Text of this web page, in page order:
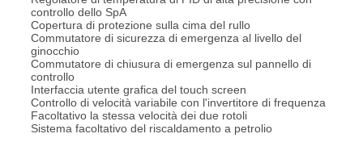
controllo dello SpA
Copertura di protezione sulla cima del rullo
Commutatore di sicurezza di emergenza al livello del
ginocchio
Commutatore di chiusura di emergenza sul pannello di
controllo
Interfaccia utente grafica del touch screen
Controllo di velocità variabile con l'invertitore di frequenza
Facoltativo la stessa velocità dei due rotoli
Sistema facoltativo del riscaldamento a petrolio